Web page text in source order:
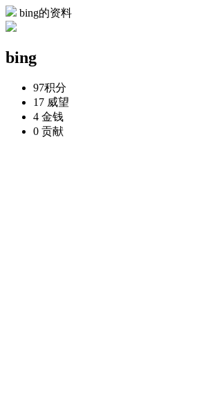
bing的资料
bing
97积分
17 威望
4 金钱
0 贡献